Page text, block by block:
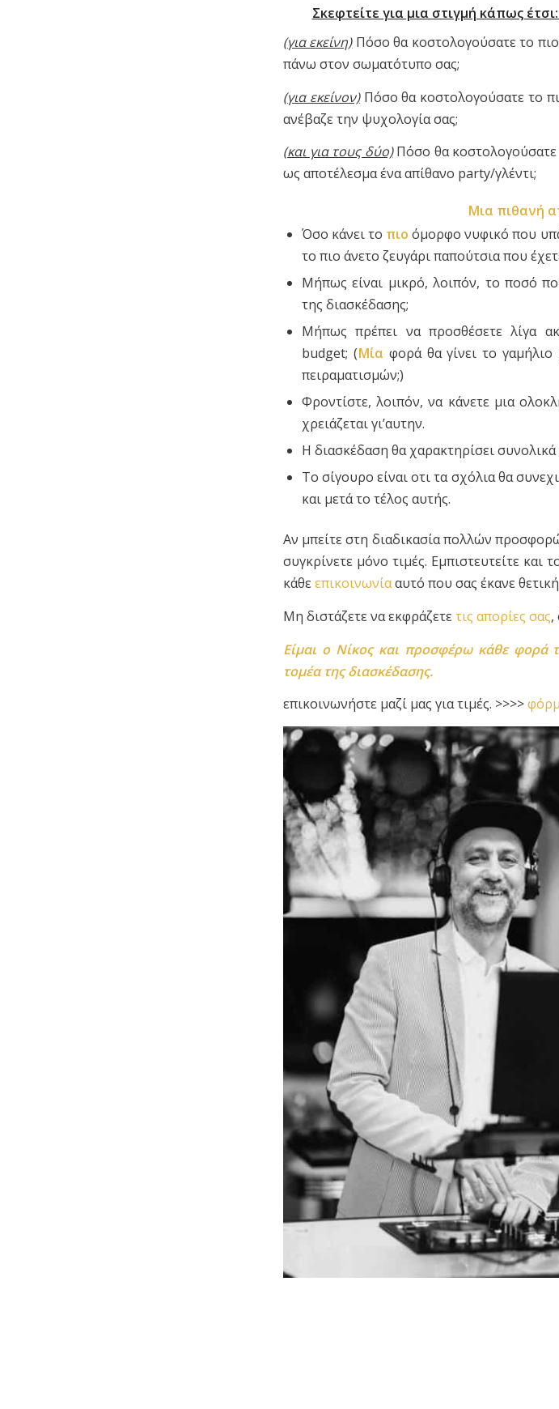
Σκεφτείτε για μια στιγμή κάπως
(για εκείνη)Πόσο θα κοστολογούσατε το
πάνω στον σωματότυπο σας;
(για εκείνον)Πόσο θα κοστολογούσατε το
ανέβαζε την ψυχολογία σας;
(και για τους δύο) Πόσο θα
ως αποτέλεσμα ένα απίθανο party/γλέντι;
Μια πιθανή
Όσο κάνει το πιο όμορφο νυφικό που
το πιο άνετο ζευγάρι παπούτσια που
Μήπως είναι μικρό, λοιπόν, το ποσό
της διασκέδασης;
Μήπως πρέπει να προσθέσετε λίγα
budget; (Μία φορά θα γίνει το
πειραματισμών;)
Φροντίστε, λοιπόν, να κάνετε μια
χρειάζεται γι’αυτην.
Η διασκέδαση θα χαρακτηρίσει
Το σίγουρο είναι οτι τα σχόλια θα
και μετά το τέλος αυτής.
Αν μπείτε στη διαδικασία πολλών
συγκρίνετε μόνο τιμές. Εμπιστευτείτε και
κάθεεπικοινωνίααυτό που σας έκανε
Μη διστάζετε να εκφράζετετις απορίες σας,
Είμαι ο Νίκοςκαι προσφέρω κάθε φορά
τομέα της διασκέδασης.
επικοινωνήστε μαζί μας για τιμές. >>>>